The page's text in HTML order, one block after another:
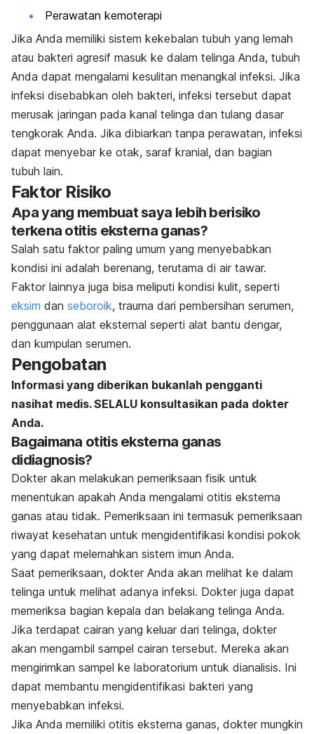
Perawatan kemoterapi
Jika Anda memiliki sistem kekebalan tubuh yang lemah
atau bakteri agresif masuk ke dalam telinga Anda, tubuh
Anda dapat mengalami kesulitan menangkal infeksi. Jika
infeksi disebabkan oleh bakteri, infeksi tersebut dapat
merusak jaringan pada kanal telinga dan tulang dasar
tengkorak Anda. Jika dibiarkan tanpa perawatan, infeksi
dapat menyebar ke otak, saraf kranial, dan bagian
tubuh lain.
Faktor Risiko
Apa yang membuat saya lebih berisiko
terkena otitis eksterna ganas?
Salah satu faktor paling umum yang menyebabkan
kondisi ini adalah berenang, terutama di air tawar.
Faktor lainnya juga bisa meliputi kondisi kulit, seperti
eksim dan seboroik, trauma dari pembersihan serumen,
penggunaan alat eksternal seperti alat bantu dengar,
dan kumpulan serumen.
Pengobatan
Informasi yang diberikan bukanlah pengganti
nasihat medis. SELALU konsultasikan pada dokter
Anda.
Bagaimana otitis eksterna ganas
didiagnosis?
Dokter akan melakukan pemeriksaan fisik untuk
menentukan apakah Anda mengalami otitis eksterna
ganas atau tidak. Pemeriksaan ini termasuk pemeriksaan
riwayat kesehatan untuk mengidentifikasi kondisi pokok
yang dapat melemahkan sistem imun Anda.
Saat pemeriksaan, dokter Anda akan melihat ke dalam
telinga untuk melihat adanya infeksi. Dokter juga dapat
memeriksa bagian kepala dan belakang telinga Anda.
Jika terdapat cairan yang keluar dari telinga, dokter
akan mengambil sampel cairan tersebut. Mereka akan
mengirimkan sampel ke laboratorium untuk dianalisis. Ini
dapat membantu mengidentifikasi bakteri yang
menyebabkan infeksi.
Jika Anda memiliki otitis eksterna ganas, dokter mungkin